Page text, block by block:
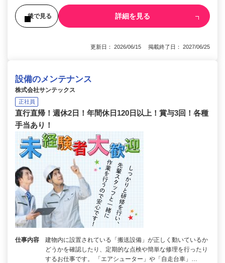
後で見る 詳細を見る
更新日： 2026/06/15 掲載終了日： 2027/06/25
設備のメンテナンス
株式会社サンテックス
正社員
直行直帰！週休2日！年間休日120日以上！賞与3回！各種
手当あり！
仕事内容
建物内に設置されている「搬送設備」が正しく動いているか
どうかを確認したり、定期的な点検や簡単な修理を行ったり
するお仕事です。 「エアシューター」や「自走台車」…